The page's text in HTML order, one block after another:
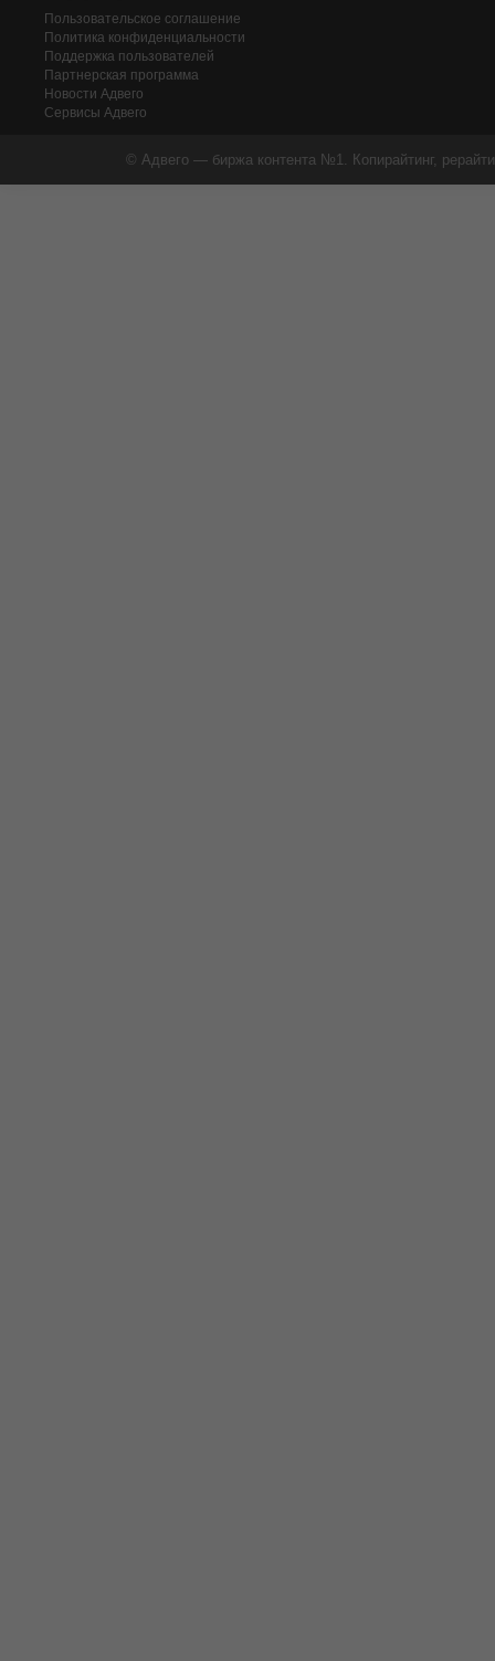
Пользовательское соглашение
Политика конфиденциальности
Поддержка пользователей
Партнерская программа
Новости Адвего
Сервисы Адвего
© Адвего — биржа контента №1. Копирайтинг,